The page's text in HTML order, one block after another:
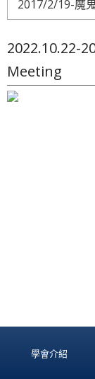
2017/2/19-魔
2022.10.22-
Meeting
學會介紹